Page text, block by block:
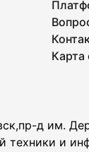
Карта
д им.
техники и